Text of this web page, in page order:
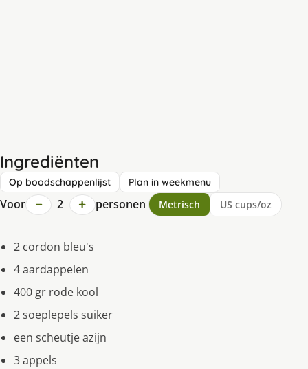
Ingrediënten
Op boodschappenlijst Plan in weekmenu
Voor − 2 + personen Metrisch US cups/oz
2 cordon bleu's
4 aardappelen
400 gr rode kool
2 soeplepels suiker
een scheutje azijn
3 appels